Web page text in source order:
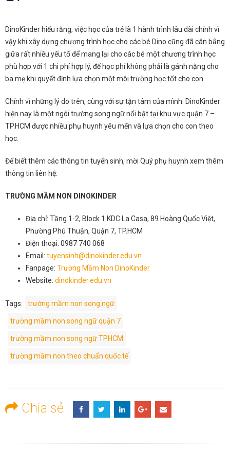
DinoKinder hiểu rằng, việc học của trẻ là 1 hành trình lâu dài chính vì
vậy khi xây dựng chương trình học cho các bé Dino cũng đã cân bằng
giữa rất nhiều yếu tố để mang lại cho các bé một chương trình học
phù hợp với 1 chi phí hợp lý, để học phí không phải là gánh nặng cho
ba mẹ khi quyết định lựa chọn một môi trường học tốt cho con.
Chính vì những lý do trên, cùng với sự tận tâm của mình. DinoKinder
hiện nay là một ngôi trường song ngữ nổi bật tại khu vực quận 7 –
TP.HCM được nhiều phụ huynh yêu mến và lựa chọn cho con theo
học.
Để biết thêm các thông tin tuyển sinh, mời Quý phụ huynh xem thêm
thông tin liên hệ:
TRƯỜNG MẦM NON DINOKINDER
Địa chỉ: Tầng 1-2, Block 1 KDC La Casa, 89 Hoàng Quốc Việt,
Phường Phú Thuận, Quận 7, TP.HCM
Điện thoại: 0987 740 068
Email: tuyensinh@dinokinder.edu.vn
Fanpage: Trường Mầm Non DinoKinder
Website: dinokinder.edu.vn
Tags: trường mầm non song ngữ
trường mầm non song ngữ quận 7
trường mầm non song ngữ TPHCM
trường mầm non theo chuẩn quốc tế
Chia sẻ